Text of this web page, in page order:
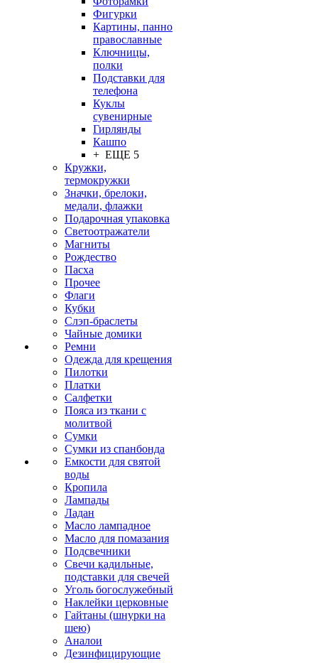
Фигурки
Картины, панно
православные
Ключницы,
полки
Подставки для
телефона
Куклы
сувенирные
Гирлянды
Кашпо
+ ЕЩЕ 5
Кружки,
термокружки
Значки, брелоки,
медали, флажки
Подарочная упаковка
Светоотражатели
Магниты
Рождество
Пасха
Прочее
Флаги
Кубки
Слэп-браслеты
Чайные домики
Ремни
Одежда для крещения
Пилотки
Платки
Салфетки
Пояса из ткани с
молитвой
Сумки
Сумки из спанбонда
Емкости для святой
воды
Кропила
Лампады
Ладан
Масло лампадное
Масло для помазания
Подсвечники
Свечи кадильные,
подставки для свечей
Уголь богослужебный
Наклейки церковные
Гайтаны (шнурки на
шею)
Аналои
Дезинфицирующие